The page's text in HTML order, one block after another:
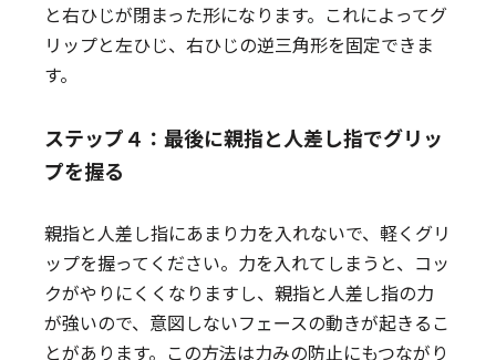
と右ひじが閉まった形になります。これによってグ
リップと左ひじ、右ひじの逆三角形を固定できま
す。
ステップ４：最後に親指と人差し指でグリッ
プを握る
親指と人差し指にあまり力を入れないで、軽くグリ
ップを握ってください。力を入れてしまうと、コッ
クがやりにくくなりますし、親指と人差し指の力
が強いので、意図しないフェースの動きが起きるこ
とがあります。この方法は力みの防止にもつながり